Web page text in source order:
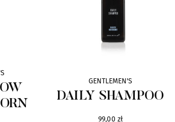
GENTLEMEN'S
DAILY SHAMPOO
99,00 zł